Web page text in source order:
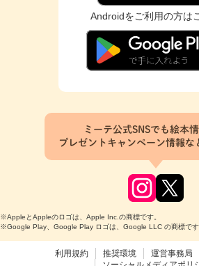
Androidをご利用の方は
ミーテ公式SNSでも絵本情
プレゼントキャンペーン情報な
※AppleとAppleのロゴは、Apple Inc.の商標です。
※Google Play、Google Play ロゴは、Google LLC の商標です
利用規約 推奨環境 運営事務局